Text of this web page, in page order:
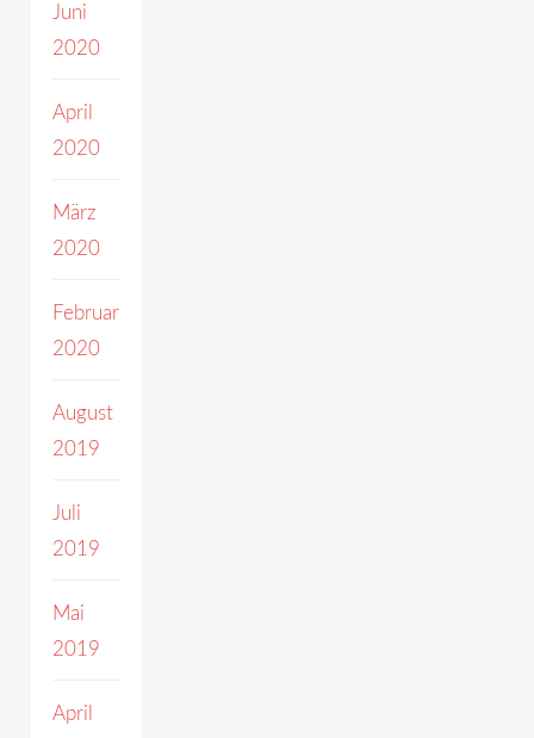
Juni
2020
April
2020
März
2020
Februar
2020
August
2019
Juli
2019
Mai
2019
April